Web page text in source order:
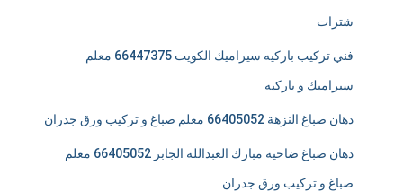
شترات
فني تركيب باركيه سيراميك الكويت 66447375 معلم
سيراميك و باركيه
دهان صباغ النزهة 66405052 معلم صباغ و تركيب ورق جدران
دهان صباغ ضاحية مبارك العبدالله الجابر 66405052 معلم
صباغ و تركيب ورق جدران